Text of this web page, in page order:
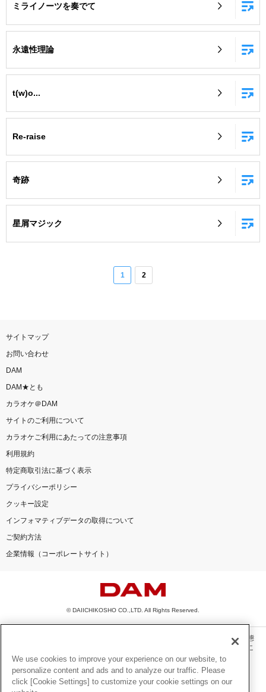
ミライノーツを奏でて
永遠性理論
t(w)o...
Re-raise
奇跡
星屑マジック
1 2
サイトマップ
お問い合わせ
DAM
DAM★とも
カラオケ＠DAM
サイトのご利用について
カラオケご利用にあたっての注意事項
利用規約
特定商取引法に基づく表示
プライバシーポリシー
クッキー設定
インフォマティブデータの取得について
ご契約方法
企業情報（コーポレートサイト）
© DAIICHIKOSHO CO.,LTD. All Rights Reserved.
このサイトに掲載されている一切の文章・画像・写真・動画・音声等を、手段や形態
を問わず、著作権法の定める範囲を超えて無断で複製、転載、ファイル化などするこ
とを禁じます。
楽曲及びコンテンツは、機種によりご利用いただけない場合があります。
楽曲及びコンテンツの配信日、配信内容が変更になる場合があります。
We use cookies to improve your experience on our website, to
personalize content and ads and to analyze our traffic. Please
click [Cookie Settings] to customize your cookie settings on our